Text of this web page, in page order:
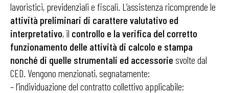
lavoristici, previdenziali e fiscali. L’assistenza ricomprende le
attività preliminari di carattere valutativo ed
interpretativo, il controllo e la verifica del corretto
funzionamento delle attività di calcolo e stampa
nonché di quelle strumentali ed accessorie svolte dal
CED. Vengono menzionati, segnatamente:
– l’individuazione del contratto collettivo applicabile;